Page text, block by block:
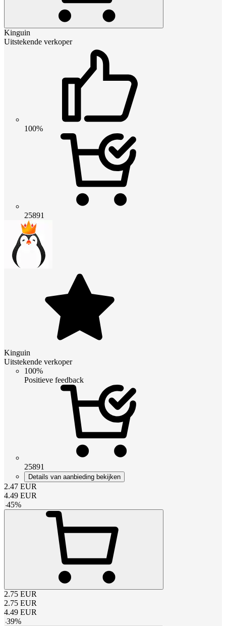
Kinguin
Uitstekende verkoper
100%
25891
Kinguin
Uitstekende verkoper
100%
Positieve feedback
25891
Details van aanbieding bekijken
2.47 EUR
4.49 EUR
-45%
2.75 EUR
2.75 EUR
4.49 EUR
-39%